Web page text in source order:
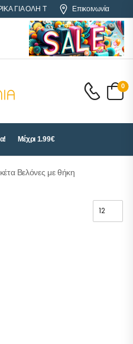
ΓΙΑ ΟΛΗ ΤΗΝ ΕΛΛΑΔΑΕπικοινωνία
0
Μέχρι 1.99€
Βελόνες με θήκη